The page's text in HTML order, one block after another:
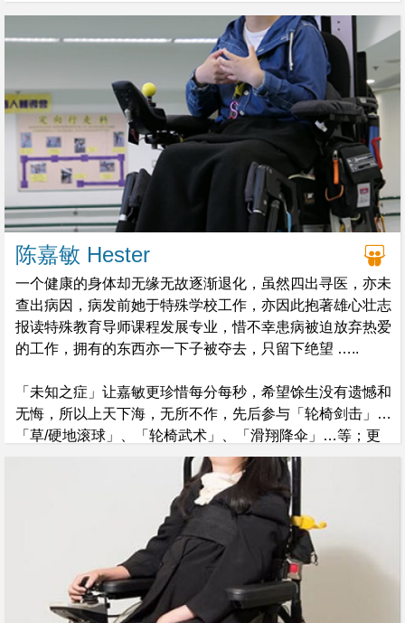
经历过生死的我比之前更勇敢及积极参与不同类型义工服
务，因为我死过一次，更是时候叫人珍惜生命，抱紧还有生
陈嘉敏 Hester
一个健康的身体却无缘无故逐渐退化，虽然四出寻医，亦未
查出病因，病发前她于特殊学校工作，亦因此抱著雄心壮志
报读特殊教育导师课程发展专业，惜不幸患病被迫放弃热爱
的工作，拥有的东西亦一下子被夺去，只留下绝望 …..
「未知之症」让嘉敏更珍惜每分每秒，希望馀生没有遗憾和
无悔，所以上天下海，无所不作，先后参与「轮椅剑击」、
「草/硬地滚球」、「轮椅武术」、「滑翔降伞」…等；更
有幸得到鼓励及协助，令她一尝潜进无重的水中，享受离开
轮椅枷锁，亲亲海底世界，感受一刹那自由的感觉。